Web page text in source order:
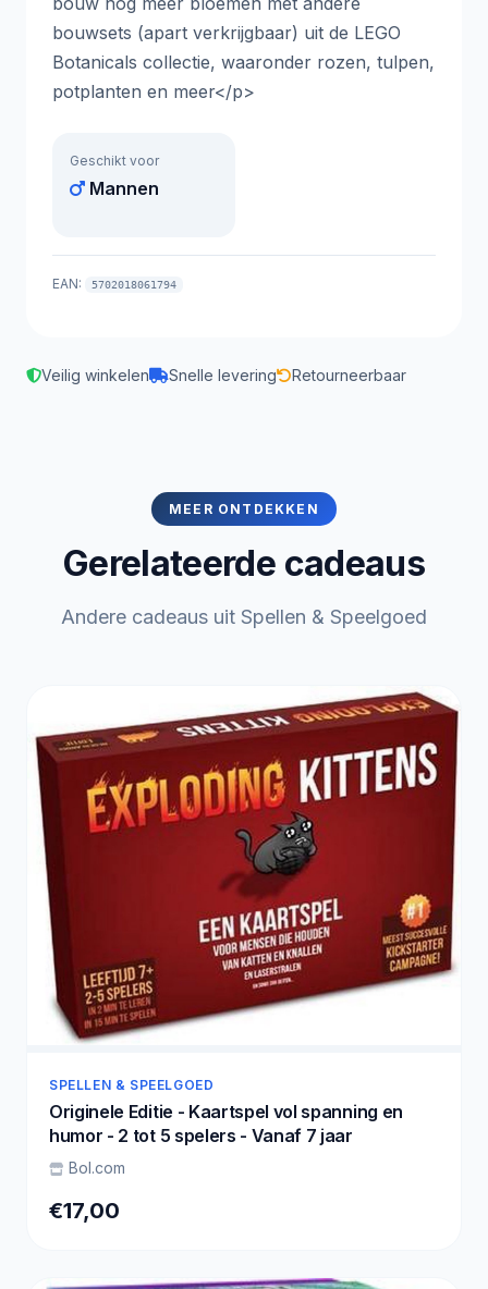
bouwsets (apart verkrijgbaar) uit de LEGO
Botanicals collectie, waaronder rozen, tulpen,
potplanten en meer</p>
Geschikt voor
Mannen
EAN: 5702018061794
Veilig winkelen Snelle levering Retourneerbaar
MEER ONTDEKKEN
Gerelateerde cadeaus
Andere cadeaus uit Spellen & Speelgoed
SPELLEN & SPEELGOED
Originele Editie - Kaartspel vol spanning en
humor - 2 tot 5 spelers - Vanaf 7 jaar
Bol.com
€17,00